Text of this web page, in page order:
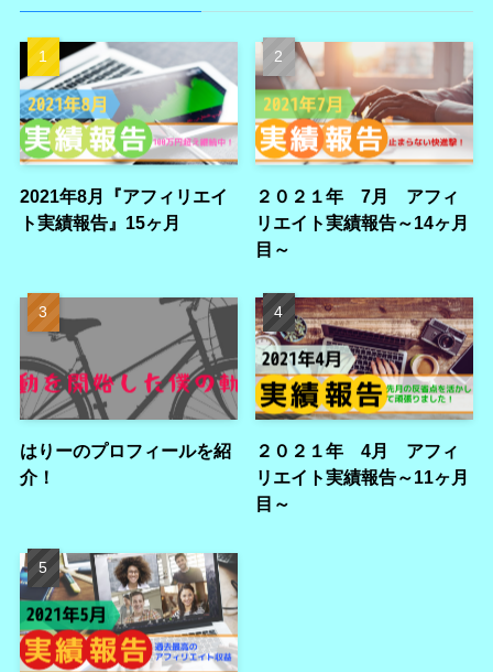
2021年8月『アフィリエイ
ト実績報告』15ヶ月
２０２１年 7月 アフィ
リエイト実績報告～14ヶ月
目～
はりーのプロフィールを紹
介！
２０２１年 4月 アフィ
リエイト実績報告～11ヶ月
目～